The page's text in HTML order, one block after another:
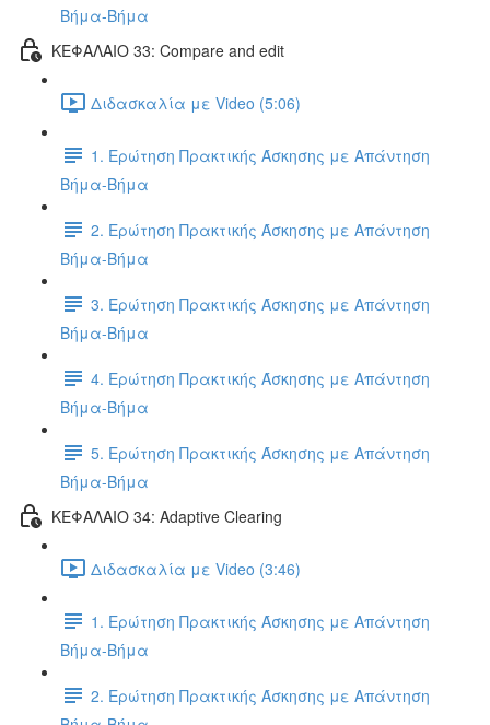
Βήμα-Βήμα
ΚΕΦΑΛΑΙΟ 33: Compare and edit
Διδασκαλία με Video (5:06)
1. Ερώτηση Πρακτικής Άσκησης με Απάντηση
Βήμα-Βήμα
2. Ερώτηση Πρακτικής Άσκησης με Απάντηση
Βήμα-Βήμα
3. Ερώτηση Πρακτικής Άσκησης με Απάντηση
Βήμα-Βήμα
4. Ερώτηση Πρακτικής Άσκησης με Απάντηση
Βήμα-Βήμα
5. Ερώτηση Πρακτικής Άσκησης με Απάντηση
Βήμα-Βήμα
ΚΕΦΑΛΑΙΟ 34: Adaptive Clearing
Διδασκαλία με Video (3:46)
1. Ερώτηση Πρακτικής Άσκησης με Απάντηση
Βήμα-Βήμα
2. Ερώτηση Πρακτικής Άσκησης με Απάντηση